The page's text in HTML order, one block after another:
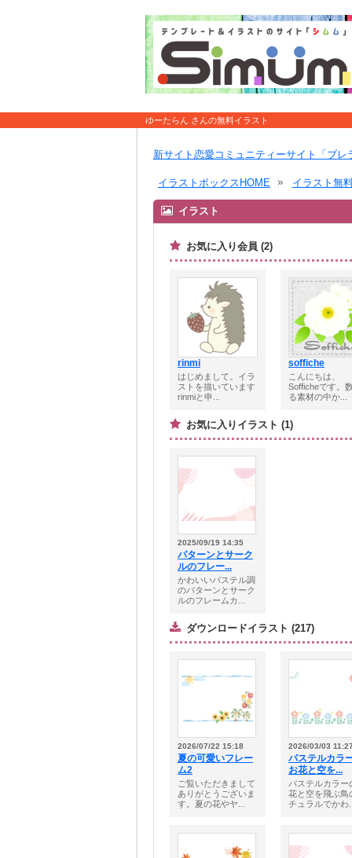
ゆーたらん さんの無料イラスト
新サイト恋愛コミュニティーサイト「ブレ
イラストボックスHOME イラスト無
イラスト
お気に入り会員 (2)
rinmi
はじめまして。イラ
ストを描いています
rinmiと申...
soffiche
こんにちは、
Sofficheです。
る素材の中か...
お気に入りイラスト (1)
2025/09/19 14:35
パターンとサーク
ルのフレー...
かわいいパステル調
のパターンとサーク
ルのフレームカ...
ダウンロードイラスト (217)
2026/07/22 15:18
夏の可愛いフレー
ム2
ご覧いただきまして
ありがとうございま
す。夏の花やヤ...
2026/03/03
パステルカラ
お花と空を...
パステルカラー
花と空を飛ぶ鳥
チュラルでかわ